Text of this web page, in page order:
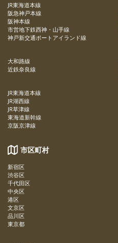
JR東海道本線
阪急神戸本線
阪神本線
市営地下鉄西神・山手線
神戸新交通ポートアイランド線
大和路線
近鉄奈良線
JR東海道本線
JR湖西線
JR草津線
東海道新幹線
京阪京津線
市区町村
新宿区
渋谷区
千代田区
中央区
港区
文京区
品川区
東京都